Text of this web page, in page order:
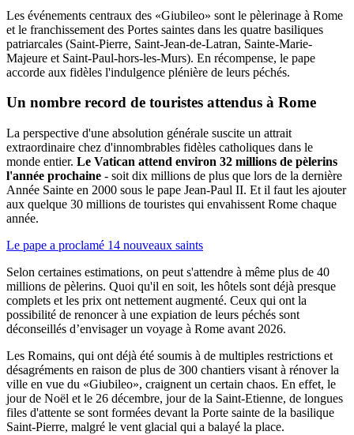
Les événements centraux des «Giubileo» sont le pèlerinage à Rome
et le franchissement des Portes saintes dans les quatre basiliques
patriarcales (Saint-Pierre, Saint-Jean-de-Latran, Sainte-Marie-
Majeure et Saint-Paul-hors-les-Murs). En récompense, le pape
accorde aux fidèles l'indulgence plénière de leurs péchés.
Un nombre record de touristes attendus à Rome
La perspective d'une absolution générale suscite un attrait
extraordinaire chez d'innombrables fidèles catholiques dans le
monde entier. Le Vatican attend environ 32 millions de pèlerins
l'année prochaine - soit dix millions de plus que lors de la dernière
Année Sainte en 2000 sous le pape Jean-Paul II. Et il faut les ajouter
aux quelque 30 millions de touristes qui envahissent Rome chaque
année.
Le pape a proclamé 14 nouveaux saints
Selon certaines estimations, on peut s'attendre à même plus de 40
millions de pèlerins. Quoi qu'il en soit, les hôtels sont déjà presque
complets et les prix ont nettement augmenté. Ceux qui ont la
possibilité de renoncer à une expiation de leurs péchés sont
déconseillés d’envisager un voyage à Rome avant 2026.
Les Romains, qui ont déjà été soumis à de multiples restrictions et
désagréments en raison de plus de 300 chantiers visant à rénover la
ville en vue du «Giubileo», craignent un certain chaos. En effet, le
jour de Noël et le 26 décembre, jour de la Saint-Etienne, de longues
files d'attente se sont formées devant la Porte sainte de la basilique
Saint-Pierre, malgré le vent glacial qui a balayé la place.